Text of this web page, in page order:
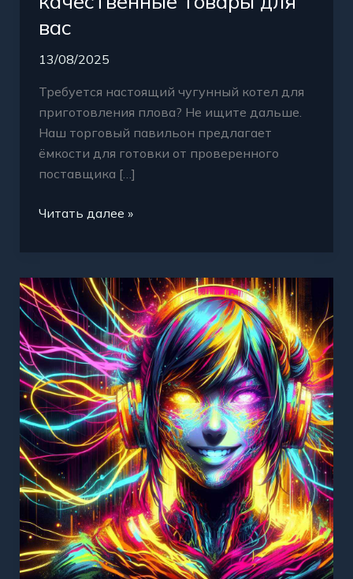
вас
13/08/2025
Требуется настоящий чугунный котел для
приготовления плова? Не ищите дальше.
Наш торговый павильон предлагает
ёмкости для готовки от проверенного
поставщика […]
Читать далее »
Кракен
Казан
Читаева
Магазин
Выбирайте
Лучшее
для
Ваших
Нужд